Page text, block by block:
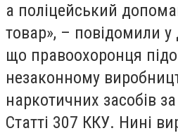
а поліцейський
товар», – повідомили
що правоохоронця
незаконному
наркотичних засобів
Статті 307 ККУ. Нині